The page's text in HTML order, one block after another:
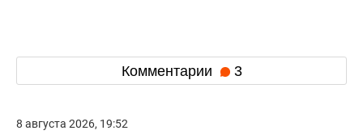
Комментарии 3
8 августа 2026, 19:52